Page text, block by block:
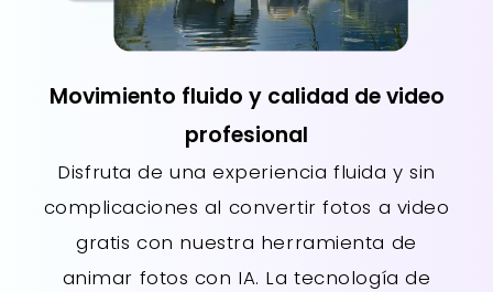
Movimiento fluido y calidad de video
profesional
Disfruta de una experiencia fluida y sin
complicaciones al convertir fotos a video
gratis con nuestra herramienta de
animar fotos con IA. La tecnología de